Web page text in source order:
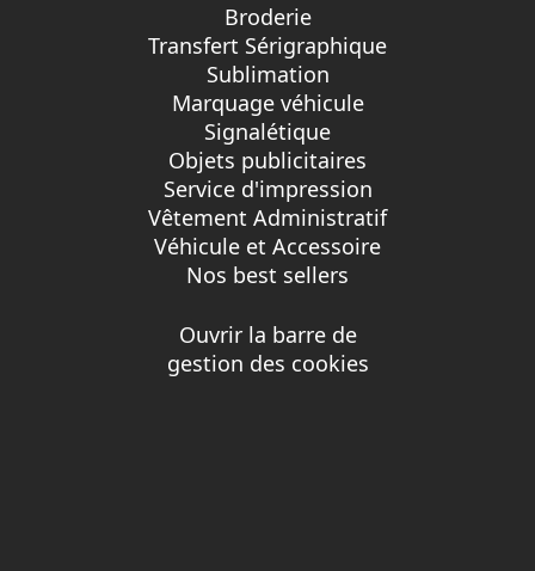
Broderie
Transfert Sérigraphique
Sublimation
Marquage véhicule
Signalétique
Objets publicitaires
Service d'impression
Vêtement Administratif
Véhicule et Accessoire
Nos best sellers
Ouvrir la barre de
gestion des cookies